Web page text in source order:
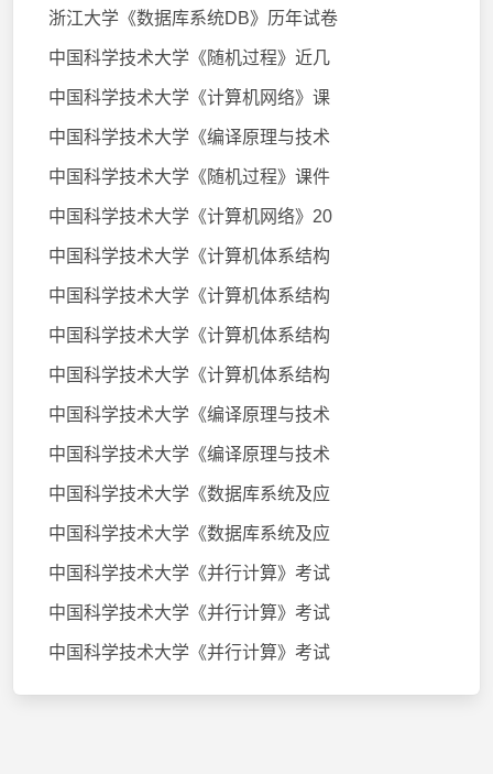
浙江大学《数据库系统DB》历年试卷
中国科学技术大学《随机过程》近几
中国科学技术大学《计算机网络》课
中国科学技术大学《编译原理与技术
中国科学技术大学《随机过程》课件
中国科学技术大学《计算机网络》20
中国科学技术大学《计算机体系结构
中国科学技术大学《计算机体系结构
中国科学技术大学《计算机体系结构
中国科学技术大学《计算机体系结构
中国科学技术大学《编译原理与技术
中国科学技术大学《编译原理与技术
中国科学技术大学《数据库系统及应
中国科学技术大学《数据库系统及应
中国科学技术大学《并行计算》考试
中国科学技术大学《并行计算》考试
中国科学技术大学《并行计算》考试